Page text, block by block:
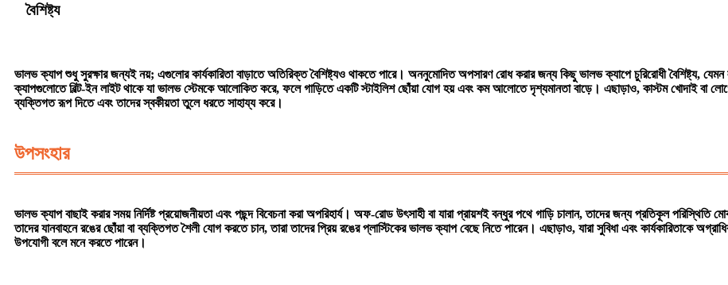
বৈশিষ্ট্য
ভালভ ক্যাপ শুধু সুরক্ষার জন্যই নয়; এগুলোর কার্যকারিতা বাড়াতে অতিরিক্ত বৈশিষ্ট্যও থাকতে পারে। অননুমোদিত অপসারণ রোধ করার জন্য কিছু ভালভ ক্যাপে চুরিরোধী বৈশিষ্ট্য,
ক্যাপগুলোতে বিল্ট-ইন লাইট থাকে যা ভালভ স্টেমকে আলোকিত করে, ফলে গাড়িতে একটি স্টাইলিশ ছোঁয়া যোগ হয় এবং কম আলোতে দৃশ্যমানতা বাড়ে। এছাড়াও, কাস্টম খোদাই বা
ব্যক্তিগত রূপ দিতে এবং তাদের স্বকীয়তা তুলে ধরতে সাহায্য করে।
উপসংহার
ভালভ ক্যাপ বাছাই করার সময় নির্দিষ্ট প্রয়োজনীয়তা এবং পছন্দ বিবেচনা করা অপরিহার্য। অফ-রোড উৎসাহী বা যারা প্রায়শই বন্ধুর পথে গাড়ি চালান, তাদের জন্য প্রতিকূল
তাদের যানবাহনে রঙের ছোঁয়া বা ব্যক্তিগত শৈলী যোগ করতে চান, তারা তাদের প্রিয় রঙের প্লাস্টিকের ভালভ ক্যাপ বেছে নিতে পারেন। এছাড়াও, যারা সুবিধা এবং কার্যকারিতাকে
উপযোগী বলে মনে করতে পারেন।